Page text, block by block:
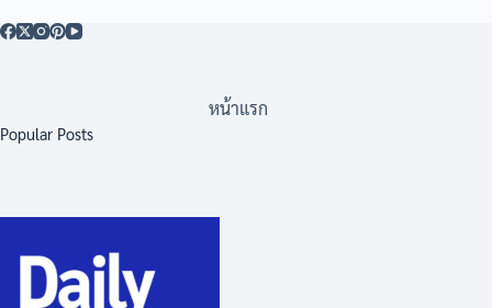
หน้าแรก
Popular Posts